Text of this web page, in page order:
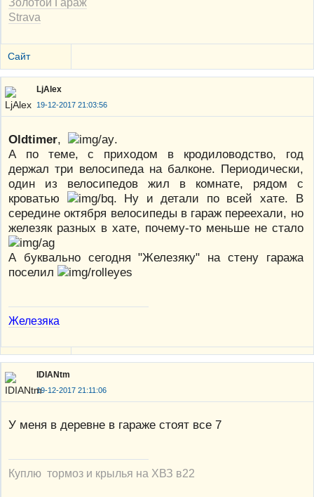
Strava
Сайт
LjAlex
19-12-2017 21:03:56
Oldtimer,
.
А по теме, с приходом в кродиловодство, год
держал три велосипеда на балконе. Периодически,
один из велосипедов жил в комнате, рядом с
кроватью
. Ну и детали по всей хате. В
середине октября велосипеды в гараж переехали, но
железяк разных в хате, почему-то меньше не стало
А буквально сегодня "Железяку" на стену гаража
поселил
Железяка
IDIANtm
19-12-2017 21:11:06
У меня в деревне в гараже стоят все 7
Куплю тормоз и крылья на ХВЗ в22